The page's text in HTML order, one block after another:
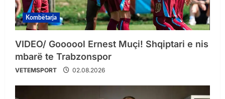
Kombëtarja
VIDEO/ Goooool Ernest Muçi! Shqiptari e nis
mbarë te Trabzonspor
VETEMSPORT 02.08.2026